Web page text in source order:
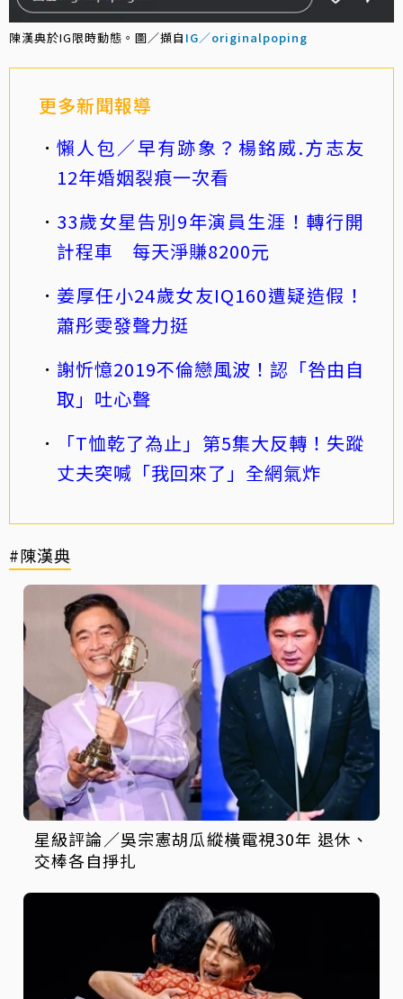
陳漢典於IG限時動態。圖／擷自 IG／originalpoping
更多新聞報導
懶人包／早有跡象？楊銘威.方志友
12年婚姻裂痕一次看
33歲女星告別9年演員生涯！轉行開
計程車 每天淨賺8200元
姜厚任小24歲女友IQ160遭疑造假！
蕭彤雯發聲力挺
謝忻憶2019不倫戀風波！認「咎由自
取」吐心聲
「T恤乾了為止」第5集大反轉！失蹤
丈夫突喊「我回來了」全網氣炸
#陳漢典
星級評論／吳宗憲胡瓜縱橫電視30年 退休、
交棒各自掙扎